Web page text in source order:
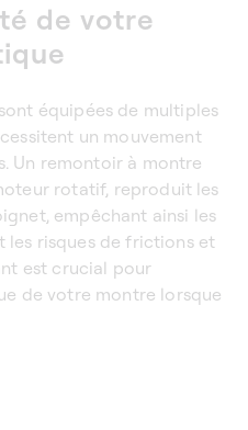
de votre
équipées de multiples
un mouvement
Un remontoir à montre
rotatif, reproduit les
empêchant ainsi les
les risques de frictions et
est crucial pour
de votre montre lorsque